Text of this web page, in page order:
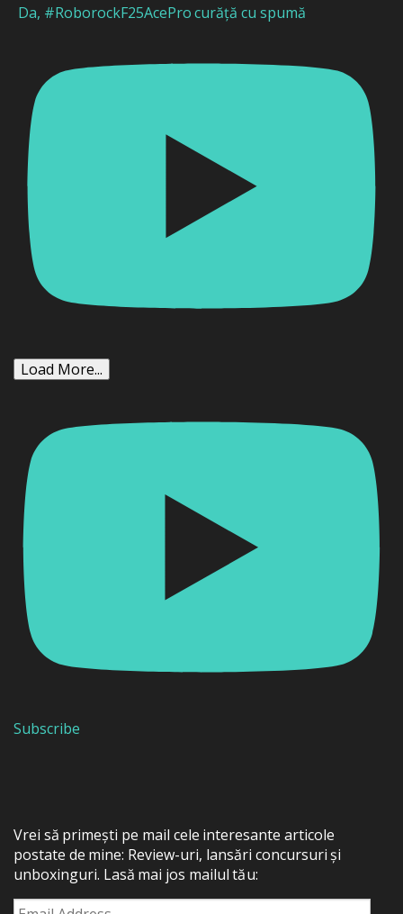
Da, #RoborockF25AcePro curăță cu spumă
Load More...
Subscribe
Vrei să primești pe mail cele interesante articole
postate de mine: Review-uri, lansări concursuri și
unboxinguri. Lasă mai jos mailul tău:
Email